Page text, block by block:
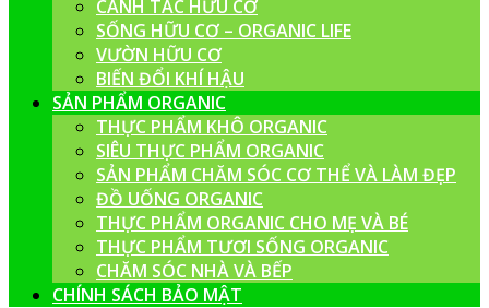
CANH TÁC HỮU CƠ
SỐNG HỮU CƠ – ORGANIC LIFE
VƯỜN HỮU CƠ
BIẾN ĐỔI KHÍ HẬU
SẢN PHẨM ORGANIC
THỰC PHẨM KHÔ ORGANIC
SIÊU THỰC PHẨM ORGANIC
SẢN PHẨM CHĂM SÓC CƠ THỂ VÀ LÀM ĐẸP
ĐỒ UỐNG ORGANIC
THỰC PHẨM ORGANIC CHO MẸ VÀ BÉ
THỰC PHẨM TƯƠI SỐNG ORGANIC
CHĂM SÓC NHÀ VÀ BẾP
CHÍNH SÁCH BẢO MẬT